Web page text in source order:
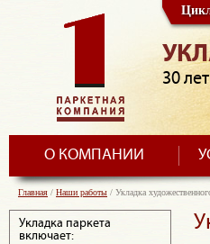
30
О КОМПАНИИ
Главная / Наши работы / Укладка
Укладка паркета
включает: